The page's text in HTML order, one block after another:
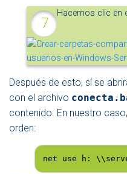
Hacemos clic en
Después de esto, sí se
con el archivo
contenido. En nuestro
orden:
net use h: